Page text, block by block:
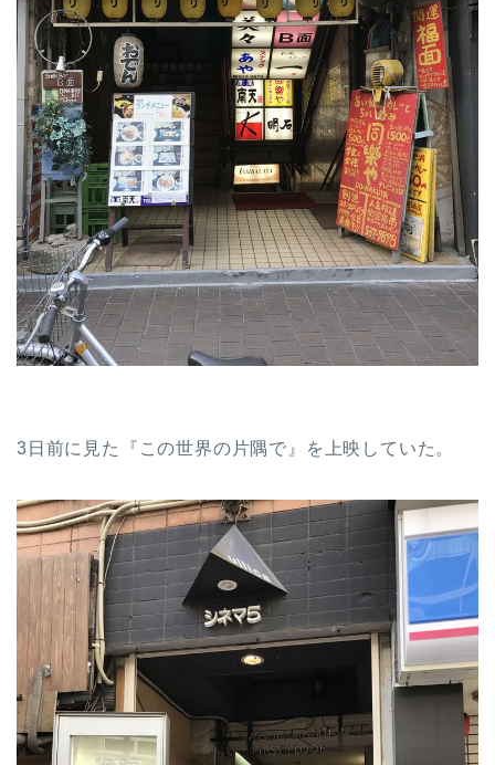
3日前に見た『この世界の片隅で』を上映していた。